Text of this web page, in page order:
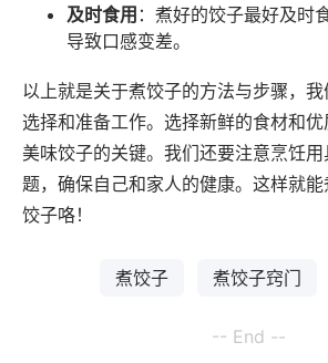
及时食用 ：煮好的饺子最好及时
导致口感变差。
以上就是关于煮饺子的方法与步骤，
选择和准备工作。选择新鲜的食材和
美味饺子的关键。我们还要注意烹饪
题，确保自己和家人的健康。这样就
饺子咯！
煮饺子 煮饺子窍门
-- End --